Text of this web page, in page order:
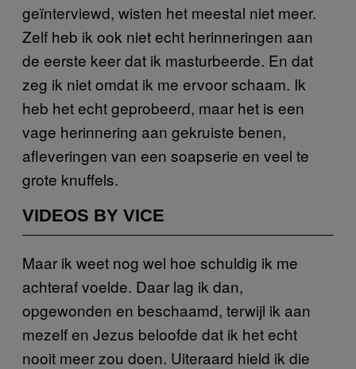
geïnterviewd, wisten het meestal niet meer.
Zelf heb ik ook niet echt herinneringen aan
de eerste keer dat ik masturbeerde. En dat
zeg ik niet omdat ik me ervoor schaam. Ik
heb het echt geprobeerd, maar het is een
vage herinnering aan gekruiste benen,
afleveringen van een soapserie en veel te
grote knuffels.
VIDEOS BY VICE
Maar ik weet nog wel hoe schuldig ik me
achteraf voelde. Daar lag ik dan,
opgewonden en beschaamd, terwijl ik aan
mezelf en Jezus beloofde dat ik het echt
nooit meer zou doen. Uiteraard hield ik die